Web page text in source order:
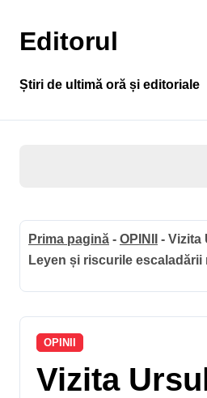
conținut
Editorul
Știri de ultimă oră și editoriale
Prima pagină - OPINII - Vizita
Leyen și riscurile escaladării
OPINII
Vizita